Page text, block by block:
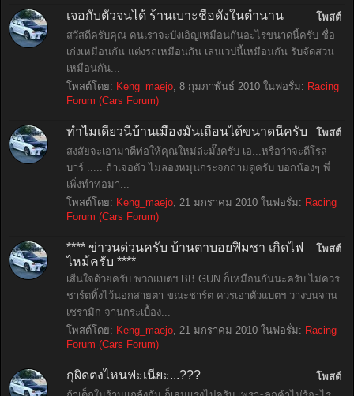
โพสต์
เจอกับตัวจนได้ ร้านเบาะชื่อดังในตำนาน
สวัสดีครับคุณ คนเราจะบังเอิญเหมือนกันอะไรขนาดนี้ครับ ชื่อ
เก่งเหมือนกัน แต่งรถเหมือนกัน เล่นเวปนี้เหมือนกัน รับจัดสวน
เหมือนกัน...
โพสต์โดย: Keng_maejo, 8 กุมภาพันธ์ 2010 ในฟอรั่ม: Racing
Forum (Cars Forum)
โพสต์
ทำไมเดี๋ยวนี้บ้านเมืองมันเถื่อนได้ขนาดนี้ครับ
สงสัยจะเอามาตีท่อให้คุณใหม่ล่ะมั๊งครับ เอ...หรือว่าจะตีโรล
บาร์ ..... ถ้าเจอตัว ไม่ลองหมุนกระจกถามดูครับ บอกน้องๆ พี่
เพิ่งทำท่อมา...
โพสต์โดย: Keng_maejo, 21 มกราคม 2010 ในฟอรั่ม: Racing
Forum (Cars Forum)
โพสต์
**** ข่าวนด่วนครับ บ้านตาบอยฟิมชา เกิดไฟ
ไหม้ครับ ****
เสีนใจด้วยครับ พวกแบตฯ BB GUN ก็เหมือนกันนะครับ ไม่ควร
ชาร์ตทิ้งไว้นอกสายตา ขณะชาร์ต ควรเอาตัวแบตฯ วางบนจาน
เซรามิก จานกระเบื้อง...
โพสต์โดย: Keng_maejo, 21 มกราคม 2010 ในฟอรั่ม: Racing
Forum (Cars Forum)
โพสต์
กุผิดตงไหนฟะเนี่ยะ...???